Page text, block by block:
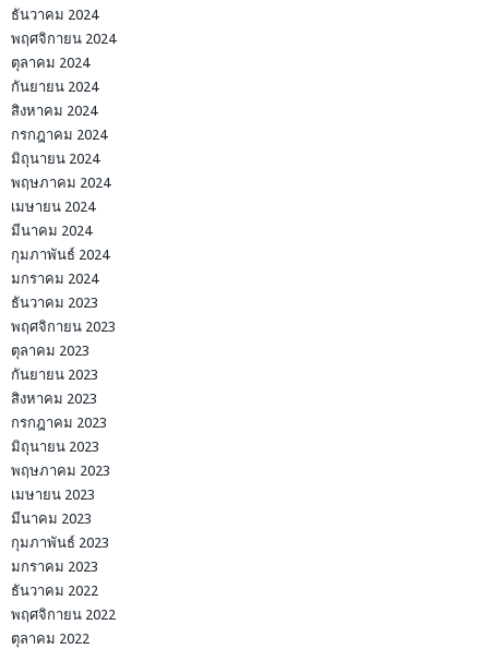
ธันวาคม 2024
พฤศจิกายน 2024
ตุลาคม 2024
กันยายน 2024
สิงหาคม 2024
กรกฎาคม 2024
มิถุนายน 2024
พฤษภาคม 2024
เมษายน 2024
มีนาคม 2024
กุมภาพันธ์ 2024
มกราคม 2024
ธันวาคม 2023
พฤศจิกายน 2023
ตุลาคม 2023
กันยายน 2023
สิงหาคม 2023
กรกฎาคม 2023
มิถุนายน 2023
พฤษภาคม 2023
เมษายน 2023
มีนาคม 2023
กุมภาพันธ์ 2023
มกราคม 2023
ธันวาคม 2022
พฤศจิกายน 2022
ตุลาคม 2022